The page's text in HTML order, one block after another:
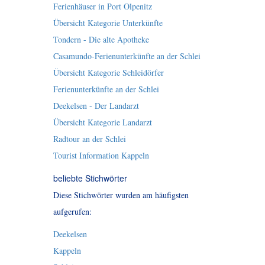
Ferienhäuser in Port Olpenitz
Übersicht Kategorie Unterkünfte
Tondern - Die alte Apotheke
Casamundo-Ferienunterkünfte an der Schlei
Übersicht Kategorie Schleidörfer
Ferienunterkünfte an der Schlei
Deekelsen - Der Landarzt
Übersicht Kategorie Landarzt
Radtour an der Schlei
Tourist Information Kappeln
beliebte Stichwörter
Diese Stichwörter wurden am häufigsten
aufgerufen:
Deekelsen
Kappeln